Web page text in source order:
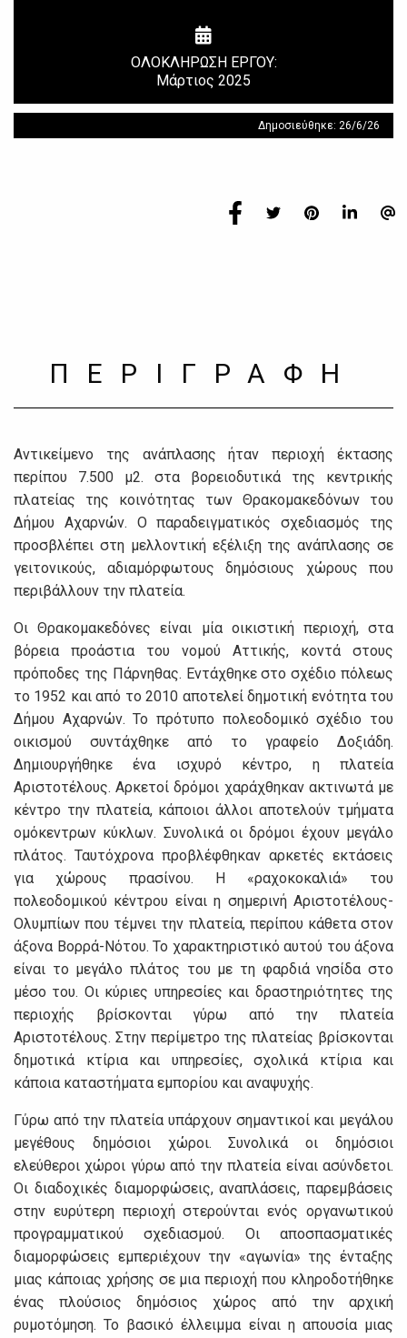
ΟΛΟΚΛΗΡΩΣΗ ΕΡΓΟΥ:
Μάρτιος 2025
Δημοσιεύθηκε: 26/6/26
ΠΕΡΙΓΡΑΦΗ
Αντικείμενο της ανάπλασης ήταν περιοχή έκτασης
περίπου 7.500 μ2. στα βορειοδυτικά της κεντρικής
πλατείας της κοινότητας των Θρακομακεδόνων του
Δήμου Αχαρνών. Ο παραδειγματικός σχεδιασμός της
προσβλέπει στη μελλοντική εξέλιξη της ανάπλασης σε
γειτονικούς, αδιαμόρφωτους δημόσιους χώρους που
περιβάλλουν την πλατεία.
Οι Θρακομακεδόνες είναι μία οικιστική περιοχή, στα
βόρεια προάστια του νομού Αττικής, κοντά στους
πρόποδες της Πάρνηθας. Εντάχθηκε στο σχέδιο πόλεως
το 1952 και από το 2010 αποτελεί δημοτική ενότητα του
Δήμου Αχαρνών. Το πρότυπο πολεοδομικό σχέδιο του
οικισμού συντάχθηκε από το γραφείο Δοξιάδη.
Δημιουργήθηκε ένα ισχυρό κέντρο, η πλατεία
Αριστοτέλους. Αρκετοί δρόμοι χαράχθηκαν ακτινωτά με
κέντρο την πλατεία, κάποιοι άλλοι αποτελούν τμήματα
ομόκεντρων κύκλων. Συνολικά οι δρόμοι έχουν μεγάλο
πλάτος. Ταυτόχρονα προβλέφθηκαν αρκετές εκτάσεις
για χώρους πρασίνου. Η «ραχοκοκαλιά» του
πολεοδομικού κέντρου είναι η σημερινή Αριστοτέλους-
Ολυμπίων που τέμνει την πλατεία, περίπου κάθετα στον
άξονα Βορρά-Νότου. Το χαρακτηριστικό αυτού του άξονα
είναι το μεγάλο πλάτος του με τη φαρδιά νησίδα στο
μέσο του. Οι κύριες υπηρεσίες και δραστηριότητες της
περιοχής βρίσκονται γύρω από την πλατεία
Αριστοτέλους. Στην περίμετρο της πλατείας βρίσκονται
δημοτικά κτίρια και υπηρεσίες, σχολικά κτίρια και
κάποια καταστήματα εμπορίου και αναψυχής.
Γύρω από την πλατεία υπάρχουν σημαντικοί και μεγάλου
μεγέθους δημόσιοι χώροι. Συνολικά οι δημόσιοι
ελεύθεροι χώροι γύρω από την πλατεία είναι ασύνδετοι.
Οι διαδοχικές διαμορφώσεις, αναπλάσεις, παρεμβάσεις
στην ευρύτερη περιοχή στερούνται ενός οργανωτικού
προγραμματικού σχεδιασμού. Oι αποσπασματικές
διαμορφώσεις εμπεριέχουν την «αγωνία» της ένταξης
μιας κάποιας χρήσης σε μια περιοχή που κληροδοτήθηκε
ένας πλούσιος δημόσιος χώρος από την αρχική
ρυμοτόμηση. Το βασικό έλλειμμα είναι η απουσία μιας